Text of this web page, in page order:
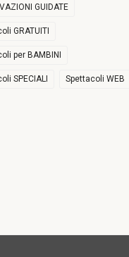
GUIDATE
GRATUITI
per BAMBINI
SPECIALI Spettacoli WEB